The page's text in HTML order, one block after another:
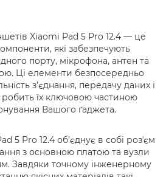
Xiaomi Pad 5 Pro 12.4 — це
які забезпечують
порту, мікрофона, антен та
Ці елементи безпосередньо
з’єднання, передачу даних і
їх ключовою частиною
Вашого ґаджета.
5 Pro 12.4 об’єднує в собі розʼєм
з основною платою та вузли
Завдяки точному інженерному